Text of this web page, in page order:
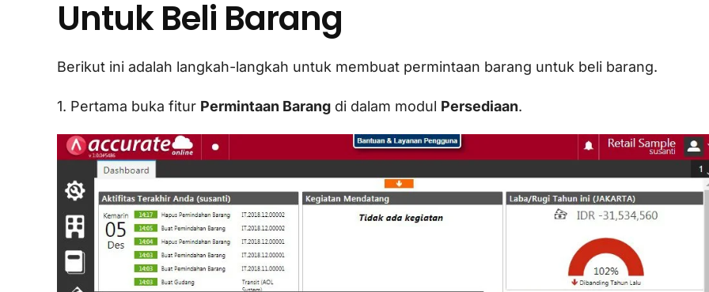
Untuk Beli Barang
Berikut ini adalah langkah-langkah untuk membuat permintaan barang untuk beli barang.
1. Pertama buka fitur Permintaan Barang di dalam modul Persediaan.